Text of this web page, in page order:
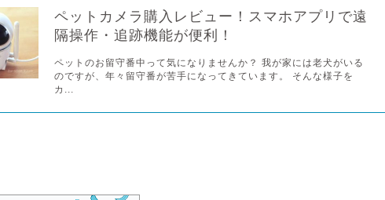
ペットカメラ購入レビュー！スマホアプリで遠
隔操作・追跡機能が便利！
ペットのお留守番中って気になりませんか？ 我が家には老犬がいる
のですが、年々留守番が苦手になってきています。 そんな様子を
カ...